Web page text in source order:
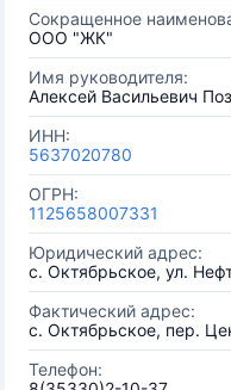
Сокращенное
ООО "ЖК"
Имя руководителя:
Алексей Васильевич
ИНН:
5637020780
ОГРН:
1125658007331
Юридический адрес:
с. Октябрьское, ул.
Фактический адрес:
с. Октябрьское, пер.
Телефон: